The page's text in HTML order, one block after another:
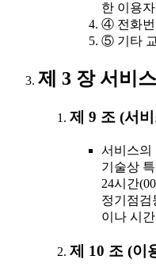
한 이용
④ 전화번
⑤ 기타
제 3 장 서비
제 9 조 (서
서비스의
기술상
24시간
정기점검
이나 시
제 10 조 (이